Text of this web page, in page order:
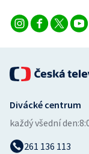
Divácké centrum
každý všední den:
261 136 113